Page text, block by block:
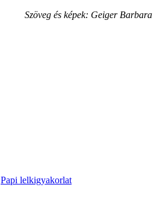
Szöveg és képek: Geiger Barbara
Papi lelkigyakorlat